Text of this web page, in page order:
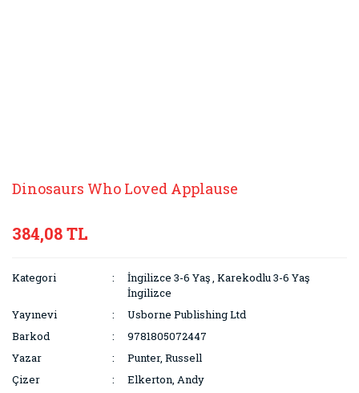
Dinosaurs Who Loved Applause
384,08 TL
Kategori İngilizce 3-6 Yaş,Karekodlu 3-6 Yaş
İngilizce
Yayınevi
Usborne Publishing Ltd
Barkod
9781805072447
Yazar
Punter, Russell
Çizer
Elkerton, Andy